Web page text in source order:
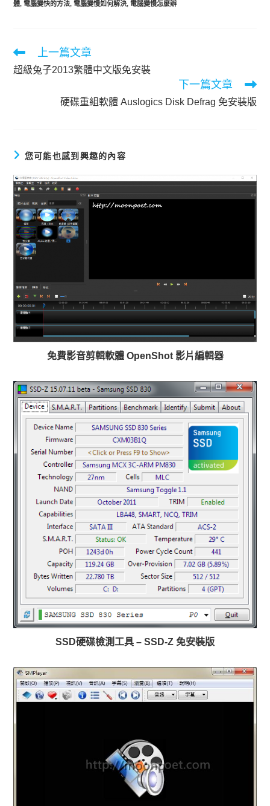
體, 電腦變快的方法, 電腦變慢如何解決, 電腦變慢怎麼辦
閱
讀
更
上一篇文章
超級兔子2013繁體中文版免安裝
下一篇文章
硬碟重組軟體 Auslogics Disk Defrag 免安裝版
您可能也感到興趣的內容
免費影音剪輯軟體 OpenShot 影片編輯器
SSD硬碟檢測工具 – SSD-Z 免安裝版